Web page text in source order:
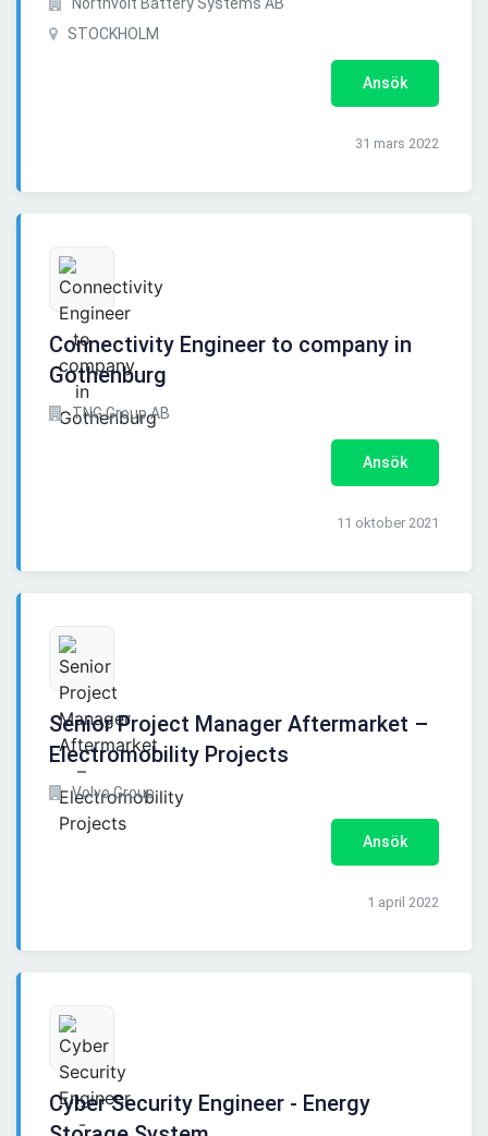
Northvolt Battery Systems AB
STOCKHOLM
Ansök
31 mars 2022
Connectivity Engineer to company in
Gothenburg
TNG Group AB
Ansök
11 oktober 2021
Senior Project Manager Aftermarket –
Electromobility Projects
Volvo Group
Ansök
1 april 2022
Cyber Security Engineer - Energy